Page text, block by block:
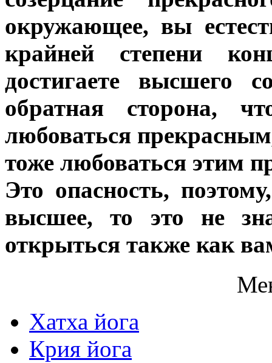
окружающее, вы
крайней степени
достигаете высшего
обратная сторона,
любоваться
тоже любоваться этим
Это опасность,
высшее, то это не
открыться также как
Хатха йога
Крия йога